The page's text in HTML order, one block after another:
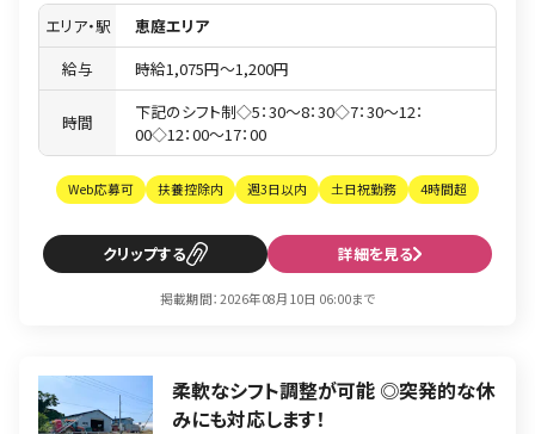
エリア・駅
恵庭エリア
給与
時給1,075円〜1,200円
時間
下記のシフト制◇5：30〜8：30◇7：30〜12：
00◇12：00〜17：00
Web応募可 扶養控除内 週3日以内 土日祝勤務 4時間超
クリップ 詳細を見る
掲載期間：2026年08月10日 06:00まで
柔軟なシフト調整が可能 ◎突発的な休
みにも対応します！